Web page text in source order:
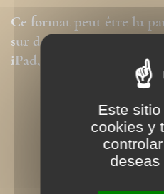
Ce format peut être lu
sur des ordinateurs ou
iPad, Archos, Asus ou
Este
cookies y
deseas